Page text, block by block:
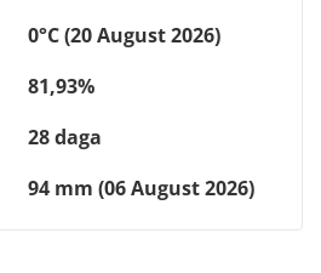
0°C (20 August 2026)
81,93%
28 daga
94 mm (06 August 2026)